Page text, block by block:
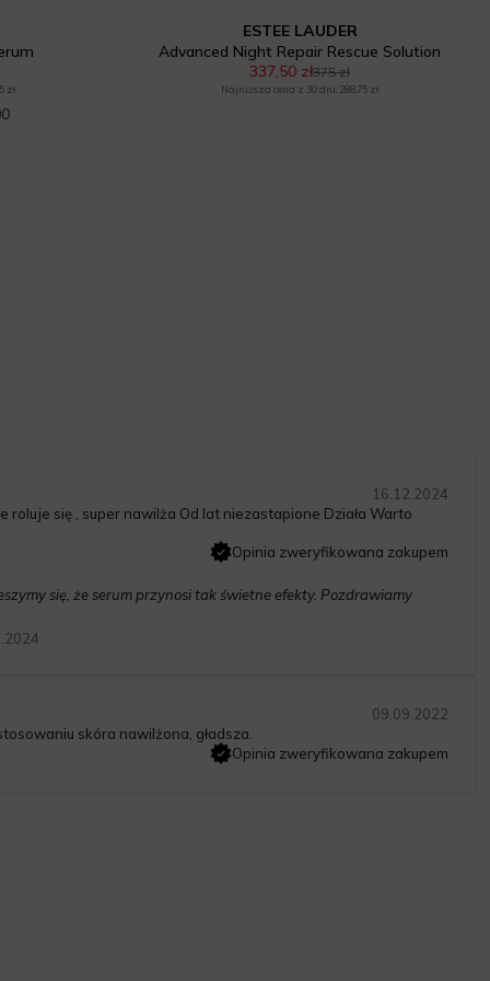
zł
ESTEE LAUDER
Advanced Night Repair Rescue Solution
337,50 zł375 zł
Najniższa cena z 30 dni: 288,75 zł
16.12.2024
roluje się , super nawilża Od lat niezastapione Działa Warto
Opinia zweryfikowana zakupem
się, że serum przynosi tak świetne efekty. Pozdrawiamy
09.09.2022
skóra nawilżona, gładsza.
Opinia zweryfikowana zakupem